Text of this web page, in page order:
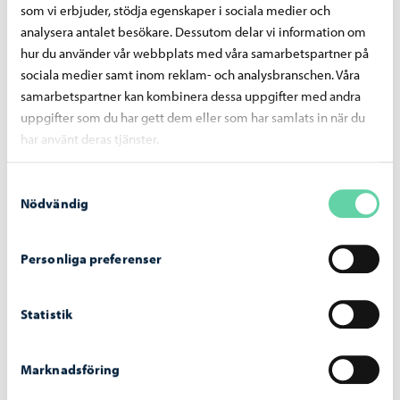
som vi erbjuder, stödja egenskaper i sociala medier och
analysera antalet besökare. Dessutom delar vi information om
hur du använder vår webbplats med våra samarbetspartner på
sociala medier samt inom reklam- och analysbranschen. Våra
samarbetspartner kan kombinera dessa uppgifter med andra
uppgifter som du har gett dem eller som har samlats in när du
har använt deras tjänster.
Nödvändig
Personliga preferenser
Statistik
Marknadsföring
Gammelbackavägen – arbetet inleds den 29
juli
Bräddningar vid pumpstationer på grund av
störtregn 4. – 5.7.2026
Geologisk strukturutredning av
Borgbackens-grundvattenområde